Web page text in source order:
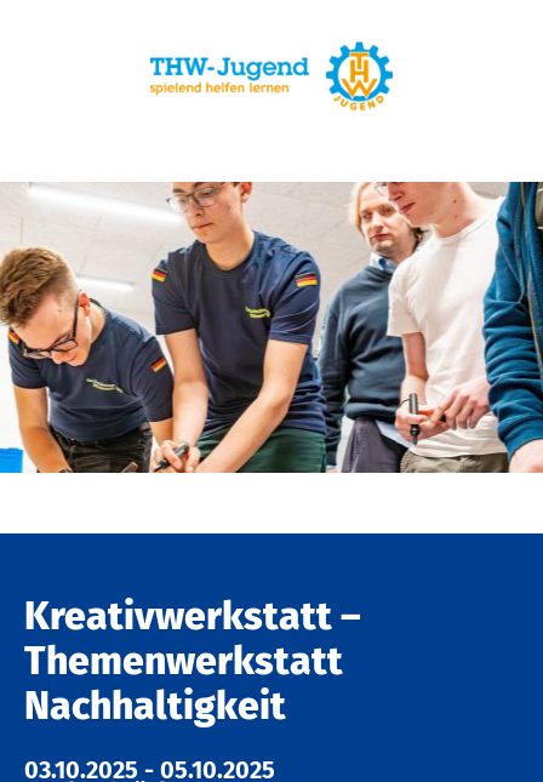
Kreativwerkstatt –
Themenwerkstatt
Nachhaltigkeit
03.10.2025 - 05.10.2025